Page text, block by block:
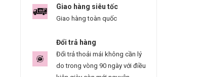
Giao hàng siêu tốc
Giao hàng toàn quốc
Đổi trả hàng
Đổi trả thoải mái không cần lý
do trong vòng 90 ngày với điều